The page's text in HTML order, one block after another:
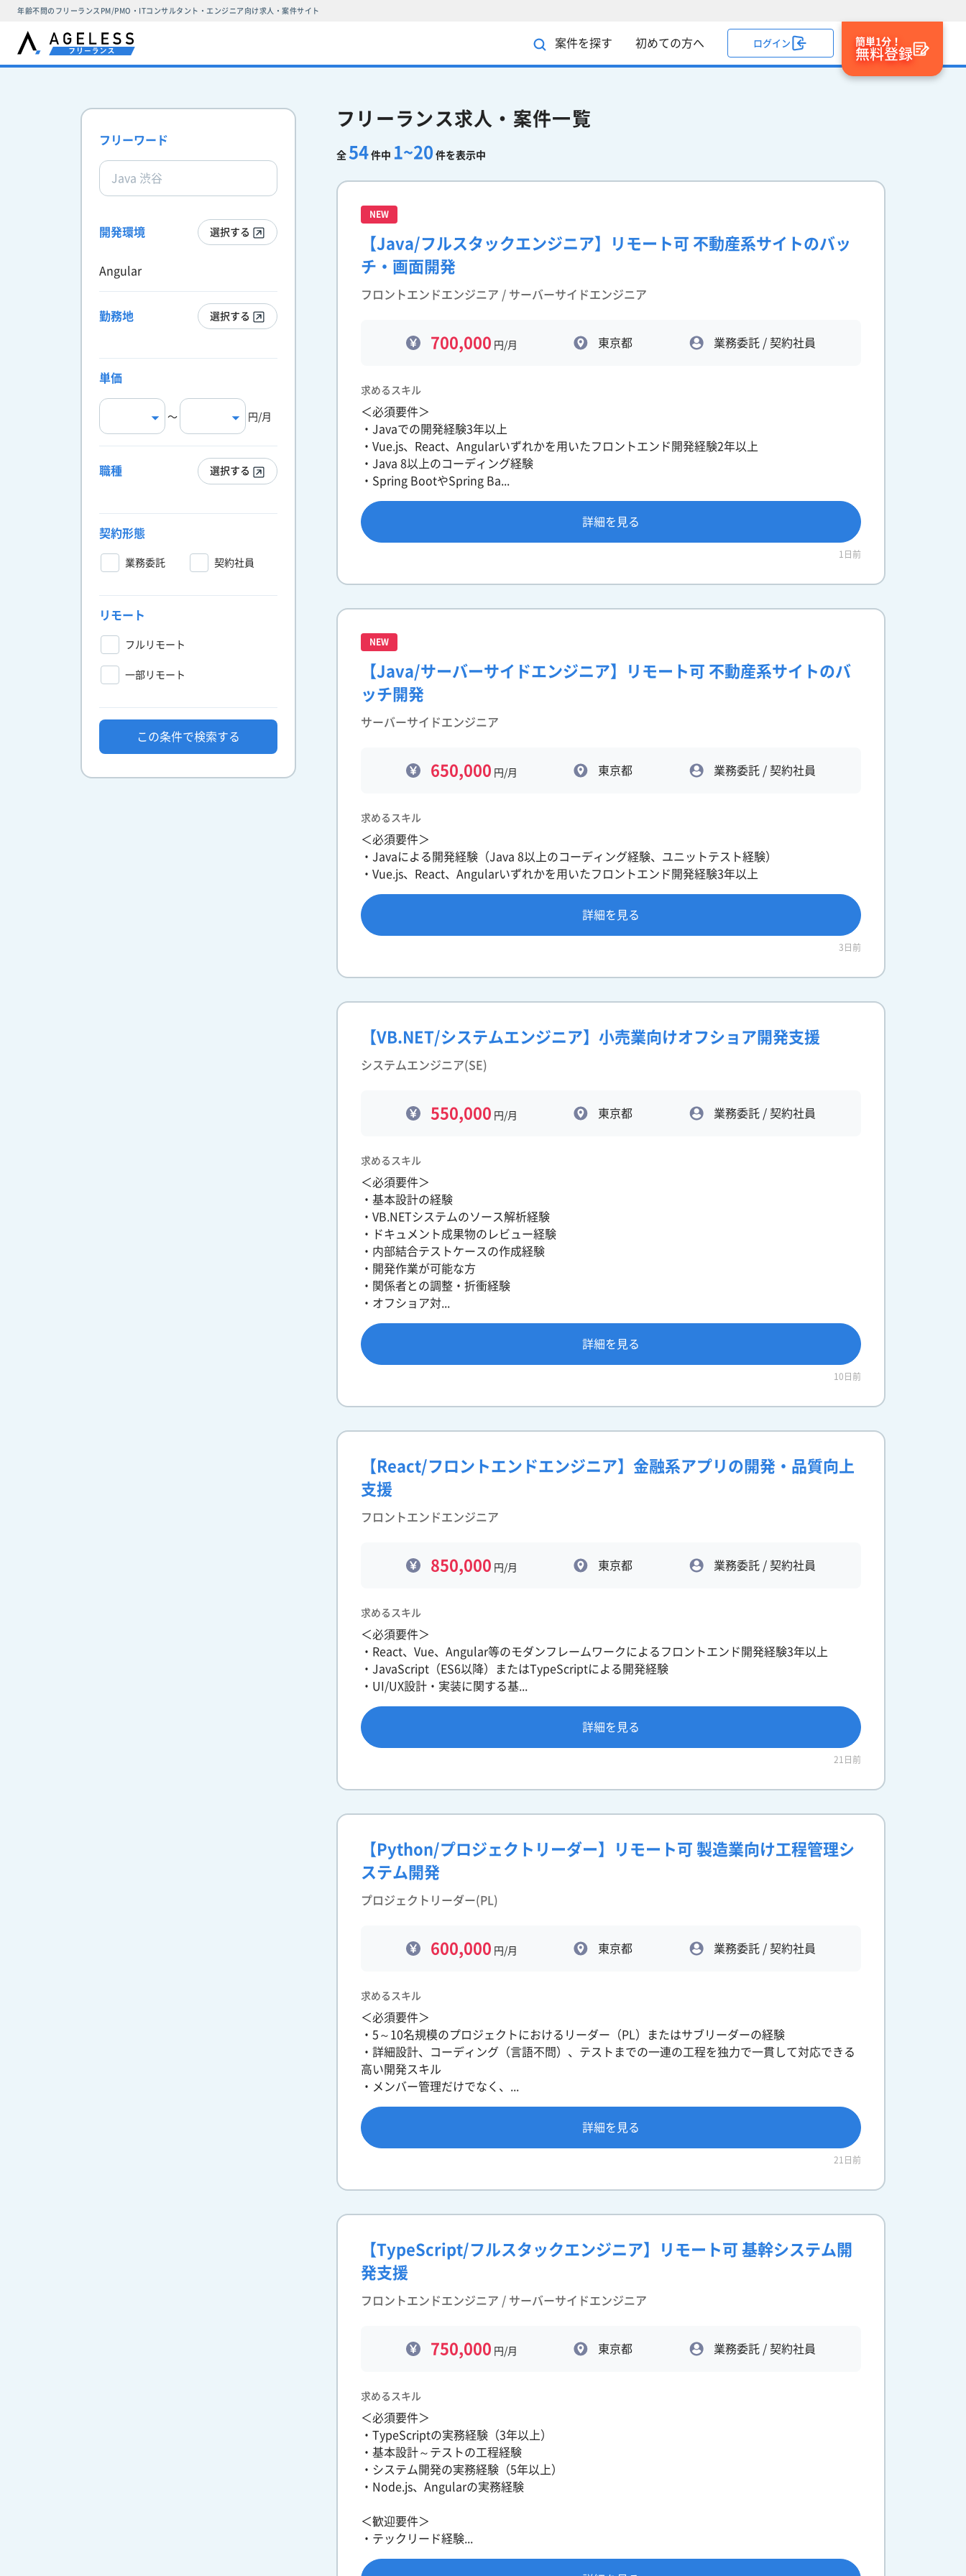
年齢不問のフリーランスPM/PMO・ITコンサルタント・エンジニア向け求人・案件サイト
案件を探す 初めての方へ ログイン 簡単1分！
無料登録
フリーワード
開発環境 選択する
Angular
勤務地 選択する
単価
〜 円/月
職種 選択する
契約形態
業務委託 契約社員
リモート
フルリモート
一部リモート
フリーランス求人・案件一覧
全 54 件中 1~20 件を表示中
NEW
【Java/フルスタックエンジニア】リモート可 不動産系サイトのバッ
チ・画面開発
フロントエンドエンジニア / サーバーサイドエンジニア
700,000 円/月 東京都 業務委託 / 契約社員
求めるスキル
＜必須要件＞
・Javaでの開発経験3年以上
・Vue.js、React、Angularいずれかを用いたフロントエンド開発経験2年以上
・Java 8以上のコーディング経験
・Spring BootやSpring Ba...
詳細を見る
1日前
NEW
【Java/サーバーサイドエンジニア】リモート可 不動産系サイトのバ
ッチ開発
サーバーサイドエンジニア
650,000 円/月 東京都 業務委託 / 契約社員
求めるスキル
＜必須要件＞
・Javaによる開発経験（Java 8以上のコーディング経験、ユニットテスト経験）
・Vue.js、React、Angularいずれかを用いたフロントエンド開発経験3年以上
詳細を見る
3日前
【VB.NET/システムエンジニア】小売業向けオフショア開発支援
システムエンジニア(SE)
550,000 円/月 東京都 業務委託 / 契約社員
求めるスキル
＜必須要件＞
・基本設計の経験
・VB.NETシステムのソース解析経験
・ドキュメント成果物のレビュー経験
・内部結合テストケースの作成経験
・開発作業が可能な方
・関係者との調整・折衝経験
・オフショア対...
詳細を見る
10日前
【React/フロントエンドエンジニア】金融系アプリの開発・品質向上
支援
フロントエンドエンジニア
850,000 円/月 東京都 業務委託 / 契約社員
求めるスキル
＜必須要件＞
・React、Vue、Angular等のモダンフレームワークによるフロントエンド開発経験3年以上
・JavaScript（ES6以降）またはTypeScriptによる開発経験
・UI/UX設計・実装に関する基...
詳細を見る
21日前
【Python/プロジェクトリーダー】リモート可 製造業向け工程管理シ
ステム開発
プロジェクトリーダー(PL)
600,000 円/月 東京都 業務委託 / 契約社員
求めるスキル
＜必須要件＞
・5～10名規模のプロジェクトにおけるリーダー（PL）またはサブリーダーの経験
・詳細設計、コーディング（言語不問）、テストまでの一連の工程を独力で一貫して対応できる
高い開発スキル
・メンバー管理だけでなく、...
詳細を見る
21日前
【TypeScript/フルスタックエンジニア】リモート可 基幹システム開
発支援
フロントエンドエンジニア / サーバーサイドエンジニア
750,000 円/月 東京都 業務委託 / 契約社員
求めるスキル
＜必須要件＞
・TypeScriptの実務経験（3年以上）
・基本設計～テストの工程経験
・システム開発の実務経験（5年以上）
・Node.js、Angularの実務経験
＜歓迎要件＞
・テックリード経験...